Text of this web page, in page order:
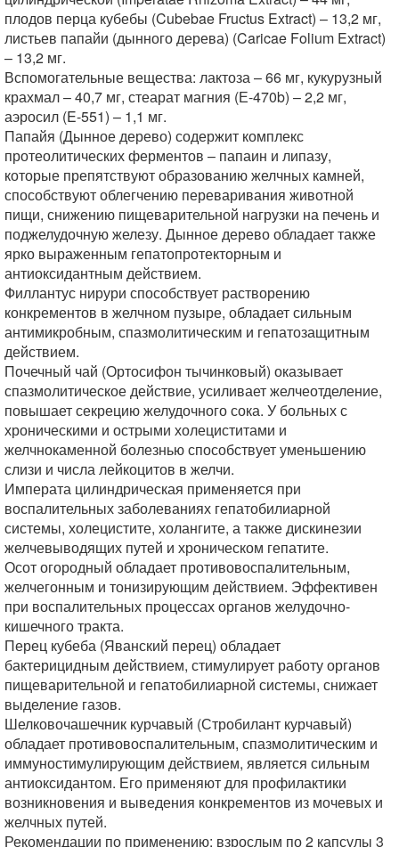
плодов перца кубебы (Cubebae Fructus Extract) – 13,2 мг,
листьев папайи (дынного дерева) (Caricae Folium Extract)
– 13,2 мг.
Вспомогательные вещества: лактоза – 66 мг, кукурузный
крахмал – 40,7 мг, стеарат магния (Е-470b) – 2,2 мг,
аэросил (E-551) – 1,1 мг.
Папайя (Дынное дерево) содержит комплекс
протеолитических ферментов – папаин и липазу,
которые препятствуют образованию желчных камней,
способствуют облегчению переваривания животной
пищи, снижению пищеварительной нагрузки на печень и
поджелудочную железу. Дынное дерево обладает также
ярко выраженным гепатопротекторным и
антиоксидантным действием.
Филлантус нирури способствует растворению
конкрементов в желчном пузыре, обладает сильным
антимикробным, спазмолитическим и гепатозащитным
действием.
Почечный чай (Ортосифон тычинковый) оказывает
спазмолитическое действие, усиливает желчеотделение,
повышает секрецию желудочного сока. У больных с
хроническими и острыми холециститами и
желчнокаменной болезнью способствует уменьшению
слизи и числа лейкоцитов в желчи.
Императа цилиндрическая применяется при
воспалительных заболеваниях гепатобилиарной
системы, холецистите, холангите, а также дискинезии
желчевыводящих путей и хроническом гепатите.
Осот огородный обладает противовоспалительным,
желчегонным и тонизирующим действием. Эффективен
при воспалительных процессах органов желудочно-
кишечного тракта.
Перец кубеба (Яванский перец) обладает
бактерицидным действием, стимулирует работу органов
пищеварительной и гепатобилиарной системы, снижает
выделение газов.
Шелковочашечник курчавый (Стробилант курчавый)
обладает противовоспалительным, спазмолитическим и
иммуностимулирующим действием, является сильным
антиоксидантом. Его применяют для профилактики
возникновения и выведения конкрементов из мочевых и
желчных путей.
Рекомендации по применению: взрослым по 2 капсулы 3